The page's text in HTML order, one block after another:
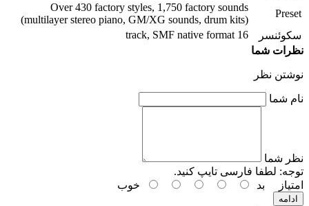
Preset
Over 430 factory styles, 1,750 factory sounds
(multilayer stereo piano, GM/XG sounds, drum kits)
سکوئنسر
16 track, SMF native format
نظرات شما
نوشتن نظر
نام شما
نظر شما
توجه: لطفا فارسی تایپ کنید.
امتیاز
بد خوب
ادامه